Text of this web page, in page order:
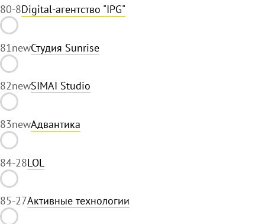
80-8Digital-агентство "IPG"
81newСтудия Sunrise
82newSIMAI Studio
83newАдвантика
84-28LOL
85-27Активные технологии